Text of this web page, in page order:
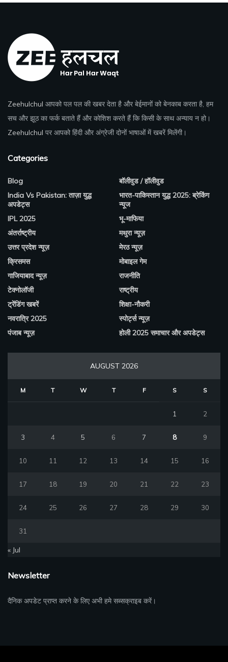
Zeehulchul आपको पल पल की खबर देता है और बेईमानों को बेनकाब करता है, हम
सच और झूठ का फर्क बताते हैं और कोशिश करते हैं कि किसी के साथ अन्याय न हो।
Zeehulchul पर आपको हिंदी और अंग्रेजी दोनों भाषाओं में खबरें मिलेंगी।
Categories
Blog
India Vs Pakistan: ताज़ा युद्ध
अपडेट्स
IPL 2025
अंतर्राष्ट्रीय
उत्तर प्रदेश न्यूज़
क्रिसमस
गाजियाबाद न्यूज़
टेक्नोलॉजी
ट्रेंडिंग खबरें
नवरात्रि 2025
पंजाब न्यूज़
बॉलीवुड / हॉलीवुड
भारत-पाकिस्तान युद्ध 2025: ब्रेकिंग
न्यूज
भू-माफिया
मथुरा न्यूज़
मेरठ न्यूज़
मोबाइल गेम
राजनीति
राष्ट्रीय
शिक्षा-नौकरी
स्पोर्ट्स न्यूज़
होली 2025 समाचार और अपडेट्स
AUGUST 2026
M T W T F S S
1 2
3 4 5 6 7 8 9
10 11 12 13 14 15 16
17 18 19 20 21 22 23
24 25 26 27 28 29 30
31
« Jul
Newsletter
दैनिक अपडेट प्राप्त करने के लिए अभी हमे सब्सक्राइब करें।